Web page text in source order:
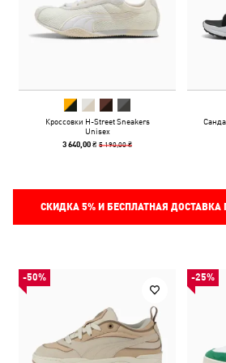
Кроссовки H-Street Sneakers
Unisex
3 640,00 ₴5 190,00 ₴
СКИДКА 5%И БЕСПЛАТНАЯ ДОСТАВКА
-50% -25%